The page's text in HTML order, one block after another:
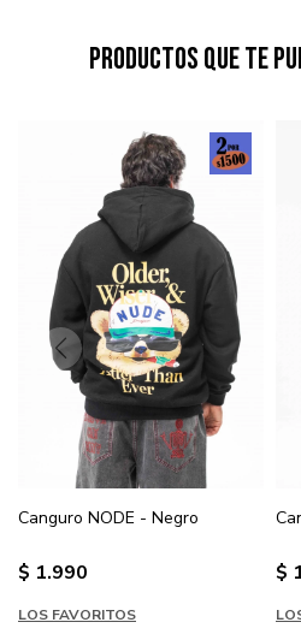
Productos que te
Canguro NODE - Negro
$ 1.990
LOS FAVORITOS
$